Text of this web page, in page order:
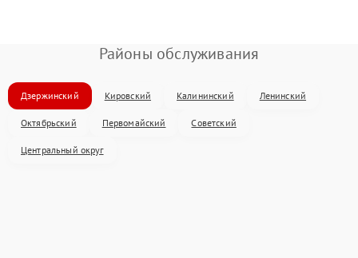
Районы обслуживания
Дзержинский Кировский Калининский Ленинский
Октябрьский Первомайский Советский
Центральный округ